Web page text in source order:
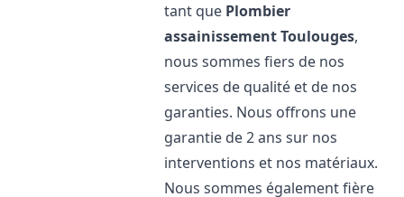
tant que Plombier
assainissementToulouges,
nous sommes fiers de nos
services de qualité et de nos
garanties. Nous offrons une
garantie de 2 ans sur nos
interventions et nos matériaux.
Nous sommes également fière